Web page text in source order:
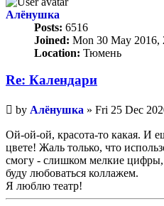
Алёнушка
Posts: 6516
Joined: Mon 30 May 2016,
Location: Тюмень
Re: Календари
Unread
post
by Алёнушка » Fri 25 Dec
Ой-ой-ой, красота-то какая. И
цвете! Жаль только, что
смогу - слишком мелкие цифры,
буду любоваться коллажем.
Я люблю театр!